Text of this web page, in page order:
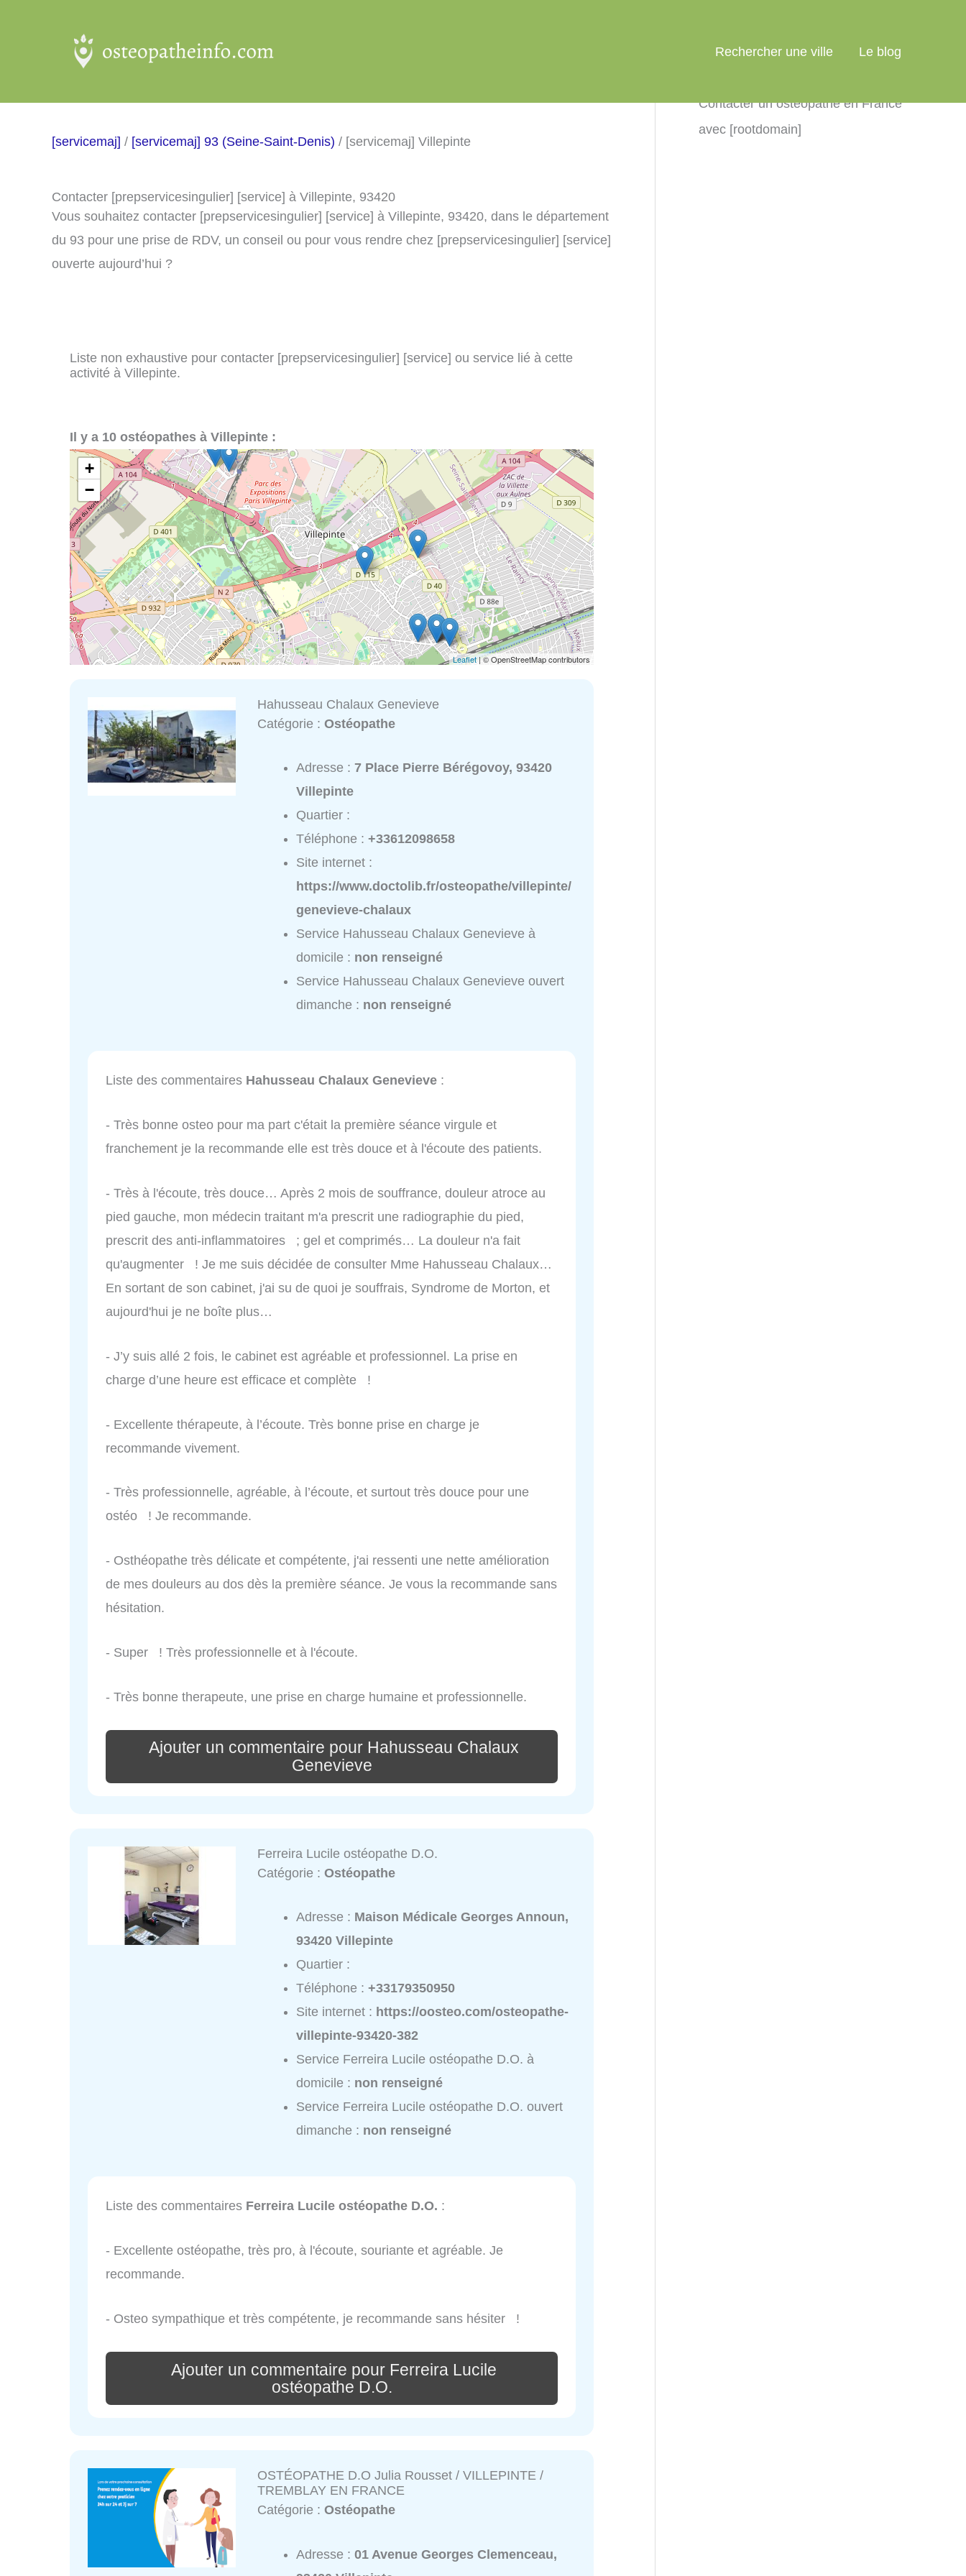
Rechercher une ville Le blog
[servicemaj] / [servicemaj] 93 (Seine-Saint-Denis) / [servicemaj] Villepinte
Contacter [prepservicesingulier] [service] à Villepinte, 93420
Vous souhaitez contacter [prepservicesingulier] [service] à Villepinte, 93420, dans le département
du 93 pour une prise de RDV, un conseil ou pour vous rendre chez [prepservicesingulier] [service]
ouverte aujourd’hui ?
Liste non exhaustive pour contacter [prepservicesingulier] [service] ou service lié à cette
activité à Villepinte.
Il y a 10 ostéopathes à Villepinte :
+
−
Leaflet| © OpenStreetMap contributors
Hahusseau Chalaux Genevieve
Catégorie :Ostéopathe
Adresse :7 Place Pierre Bérégovoy, 93420
Villepinte
Quartier :
Téléphone :+33612098658
Site internet :
https://www.doctolib.fr/osteopathe/villepinte/
genevieve-chalaux
Service Hahusseau Chalaux Genevieve à
domicile : non renseigné
Service Hahusseau Chalaux Genevieve ouvert
dimanche : non renseigné
Liste des commentaires Hahusseau Chalaux Genevieve :
- Très bonne osteo pour ma part c'était la première séance virgule et
franchement je la recommande elle est très douce et à l'écoute des patients.
- Très à l'écoute, très douce… Après 2 mois de souffrance, douleur atroce au
pied gauche, mon médecin traitant m'a prescrit une radiographie du pied,
prescrit des anti-inflammatoires ; gel et comprimés… La douleur n'a fait
qu'augmenter ! Je me suis décidée de consulter Mme Hahusseau Chalaux…
En sortant de son cabinet, j'ai su de quoi je souffrais, Syndrome de Morton, et
aujourd'hui je ne boîte plus…
- J’y suis allé 2 fois, le cabinet est agréable et professionnel. La prise en
charge d’une heure est efficace et complète !
- Excellente thérapeute, à l’écoute. Très bonne prise en charge je
recommande vivement.
- Très professionnelle, agréable, à l’écoute, et surtout très douce pour une
ostéo ! Je recommande.
- Osthéopathe très délicate et compétente, j'ai ressenti une nette amélioration
de mes douleurs au dos dès la première séance. Je vous la recommande sans
hésitation.
- Super ! Très professionnelle et à l'écoute.
- Très bonne therapeute, une prise en charge humaine et professionnelle.
Ajouter un commentaire pour Hahusseau Chalaux
Genevieve
Ferreira Lucile ostéopathe D.O.
Catégorie :Ostéopathe
Adresse : Maison Médicale Georges Announ,
93420 Villepinte
Quartier :
Téléphone :+33179350950
Site internet : https://oosteo.com/osteopathe-
villepinte-93420-382
Service Ferreira Lucile ostéopathe D.O. à
domicile : non renseigné
Service Ferreira Lucile ostéopathe D.O. ouvert
dimanche : non renseigné
Liste des commentaires Ferreira Lucile ostéopathe D.O. :
- Excellente ostéopathe, très pro, à l'écoute, souriante et agréable. Je
recommande.
- Osteo sympathique et très compétente, je recommande sans hésiter !
Ajouter un commentaire pour Ferreira Lucile
ostéopathe D.O.
OSTÉOPATHE D.O Julia Rousset / VILLEPINTE /
TREMBLAY EN FRANCE
Catégorie :Ostéopathe
Adresse :01 Avenue Georges Clemenceau,
Contacter un ostéopathe en France
avec [rootdomain]